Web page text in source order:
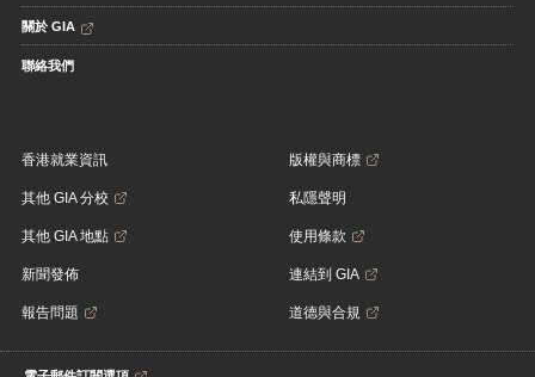
關於 GIA
聯絡我們
香港就業資訊
其他 GIA 分校
其他 GIA 地點
新聞發佈
報告問題
版權與商標
私隱聲明
使用條款
連結到 GIA
道德與合規